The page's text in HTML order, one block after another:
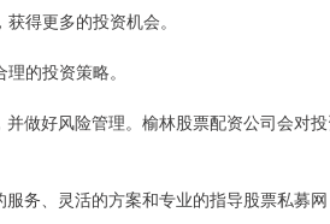
得更多的投资机会。
的投资策略。
做好风险管理。榆林股票配资公司会对
务、灵活的方案和专业的指导股票私募网